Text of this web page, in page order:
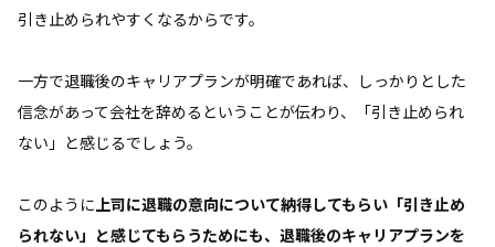
引き止められやすくなるからです。
一方で退職後のキャリアプランが明確であれば、しっかりとした
信念があって会社を辞めるということが伝わり、「引き止められ
ない」と感じるでしょう。
このように 上司に退職の意向について納得してもらい「引き止め
られない」と感じてもらうためにも、退職後のキャリアプランを